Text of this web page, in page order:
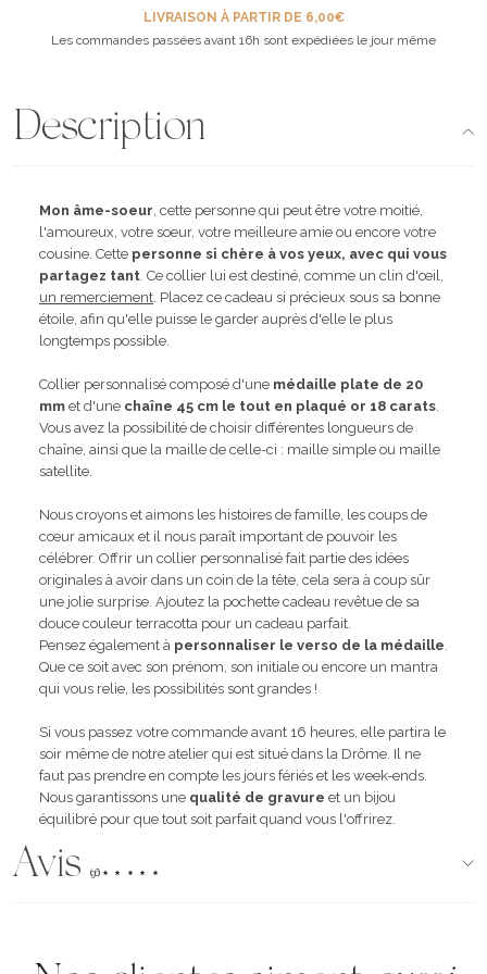
LIVRAISON À PARTIR DE 6,00€
Les commandes passées avant 16h sont expédiées le jour même
Description
Mon âme-soeur , cette personne qui peut être votre moitié,
l'amoureux, votre soeur, votre meilleure amie ou encore votre
cousine. Cette personne si chère à vos yeux, avec qui vous
partagez tant . Ce collier lui est destiné, comme un clin d'œil,
un remerciement . Placez ce cadeau si précieux sous sa bonne
étoile, afin qu'elle puisse le garder auprès d'elle le plus
longtemps possible.
Collier personnalisé composé d'une médaille plate de 20
mm et d'une chaîne 45 cm le tout en plaqué or 18 carats
Vous avez la possibilité de choisir différentes longueurs de
chaîne, ainsi que la maille de celle-ci : maille simple ou maille
satellite.
Nous croyons et aimons les histoires de famille, les coups de
cœur amicaux et il nous paraît important de pouvoir les
célébrer. Offrir un collier personnalisé fait partie des idées
originales à avoir dans un coin de la tête, cela sera à coup sûr
une jolie surprise. Ajoutez la pochette cadeau revêtue de sa
douce couleur terracotta pour un cadeau parfait.
Pensez également à personnaliser le verso de la médaille
Que ce soit avec son prénom, son initiale ou encore un mantra
qui vous relie, les possibilités sont grandes !
Si vous passez votre commande avant 16 heures, elle partira le
soir même de notre atelier qui est situé dans la Drôme. Il ne
faut pas prendre en compte les jours fériés et les week-ends.
Nous garantissons une qualité de gravure et un bijou
équilibré pour que tout soit parfait quand vous l'offrirez.
Avis (96)